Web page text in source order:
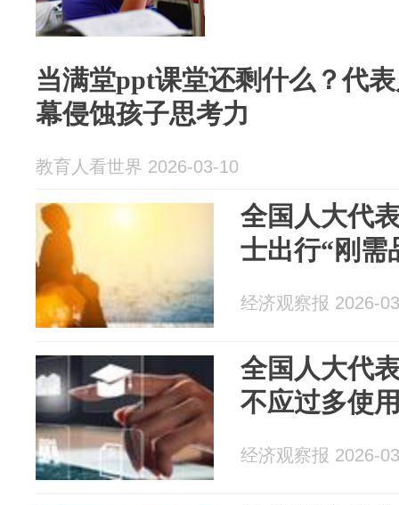
当满堂ppt课堂还剩什么？代
幕侵蚀孩子思考力
教育人看世界 2026-03-10
全国人大代
士出行“刚需
经济观察报 2026-
全国人大代
不应过多使
经济观察报 2026-